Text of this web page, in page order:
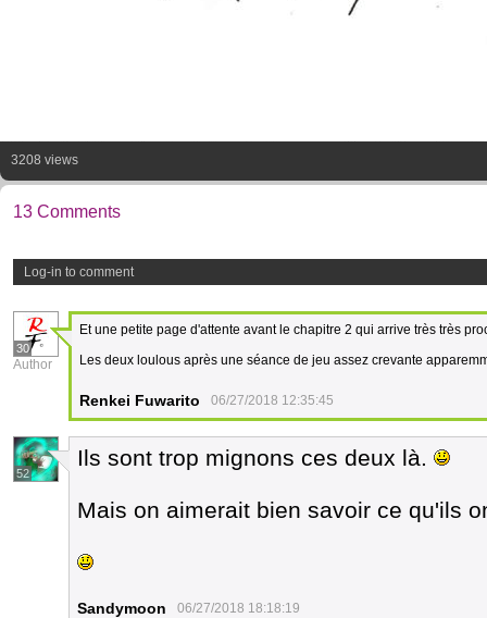
3208 views
13 Comments
Log-in to comment
30
Author
Et une petite page d'attente avant le chapitre 2 qui arrive très très
Les deux loulous après une séance de jeu assez crevante
Renkei Fuwarito 06/27/2018 12:35:45
52
Ils sont trop mignons ces deux là.
Mais on aimerait bien savoir ce qu'ils
Sandymoon 06/27/2018 18:18:19